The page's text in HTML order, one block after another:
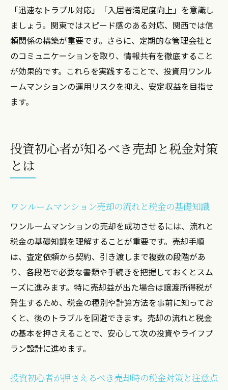
「迅速なトラブル対応」「入居者満足度向上」を意識し
ましょう。関東ではスピード感のある対応、関西では信
頼関係の構築が重要です。さらに、定期的な管理会社と
のコミュニケーションを取り、情報共有を徹底すること
が効果的です。これらを実践することで、投資用ワンル
ームマンションの運用リスクを抑え、安定収益を目指せ
ます。
投資初心者が知るべき売却と税金対策
とは
ワンルームマンション売却の流れと税金の基礎知識
ワンルームマンションの売却を成功させるには、流れと
税金の基礎知識を理解することが重要です。売却手順
は、査定依頼から契約、引き渡しまで複数の段階があ
り、各段階で必要な書類や手続きを把握しておくとスム
ーズに進みます。特に売却益が出た場合は譲渡所得税が
発生するため、税金の種別や計算方法を事前に知ってお
くと、後のトラブルを回避できます。売却の流れと税金
の基本を押さえることで、安心して次の投資やライフプ
ラン設計に進めます。
投資初心者が押さえるべき売却時の税金対策と注意点